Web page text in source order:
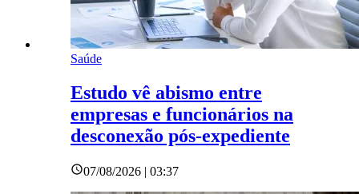
Saúde
Estudo vê abismo entre
empresas e funcionários na
desconexão pós-expediente
07/08/2026 | 03:37